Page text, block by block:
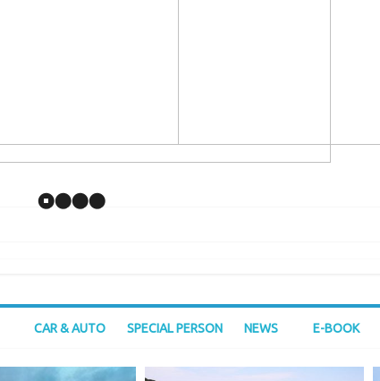
CAR & AUTO SPECIAL PERSON NEWS E-BOOK